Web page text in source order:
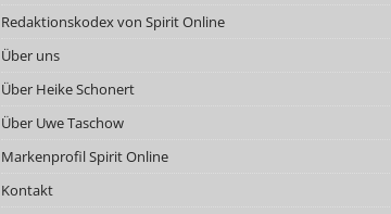
Redaktionskodex von Spirit Online
Über uns
Über Heike Schonert
Über Uwe Taschow
Markenprofil Spirit Online
Kontakt